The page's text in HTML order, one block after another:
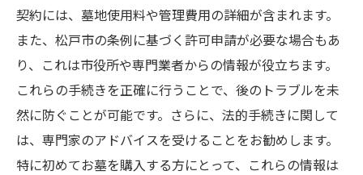
契約には、墓地使用料や管理費用の詳細が含まれます。
また、松戸市の条例に基づく許可申請が必要な場合もあ
り、これは市役所や専門業者からの情報が役立ちます。
これらの手続きを正確に行うことで、後のトラブルを未
然に防ぐことが可能です。さらに、法的手続きに関して
は、専門家のアドバイスを受けることをお勧めします。
特に初めてお墓を購入する方にとって、これらの情報は